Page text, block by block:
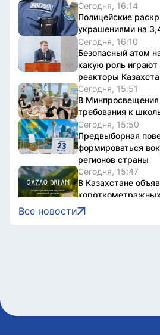
Сегодня, 16:14
Полицейские
украшениями на
Сегодня, 16:10
Безопасный атом
какую роль играют
реакторы
Сегодня, 15:51
В Минпросвещения
требования к
Сегодня, 15:50
Предвыборная
формироваться
регионов страны
Сегодня, 15:47
В Казахстане
Qazaq Dream
Сегодня, 15:30
Все новости